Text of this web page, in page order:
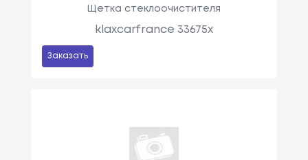
Щетка стеклоочистителя
klaxcarfrance 33675x
Заказать